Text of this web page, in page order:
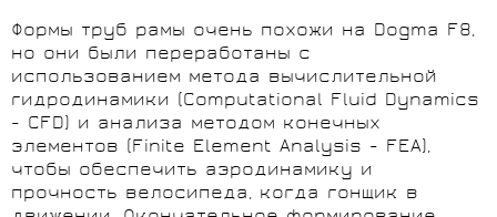
Формы труб рамы очень похожи на Dogma F8,
но они были переработаны с
использованием метода вычислительной
гидродинамики (Computational Fluid Dynamics
- CFD) и анализа методом конечных
элементов (Finite Element Analysis - FEA),
чтобы обеспечить аэродинамику и
прочность велосипеда, когда гонщик в